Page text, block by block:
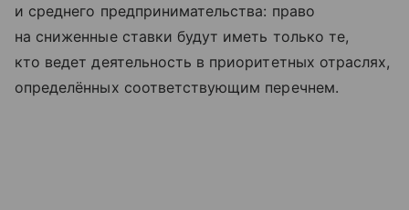
и среднего предпринимательства: право
на сниженные ставки будут иметь только те,
кто ведет деятельность в приоритетных отраслях,
определённых соответствующим перечнем.